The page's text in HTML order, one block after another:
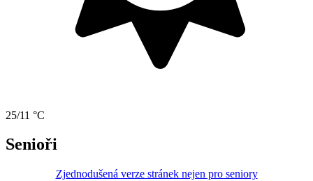
25/11 °C
Senioři
Zjednodušená verze stránek nejen pro seniory